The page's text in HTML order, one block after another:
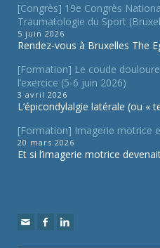
[Congrès] 19e Congrès
Traumatologie du Sport
5 juin 2026
Rendez-vous à Bruxelles The
[Formation] Le coude
l’exercice (5-6 juin 2026)
3 avril 2026
L’épicondylalgie latérale (ou «
[Formation] Imagerie motrice
20 mars 2026
Et si l’imagerie motrice